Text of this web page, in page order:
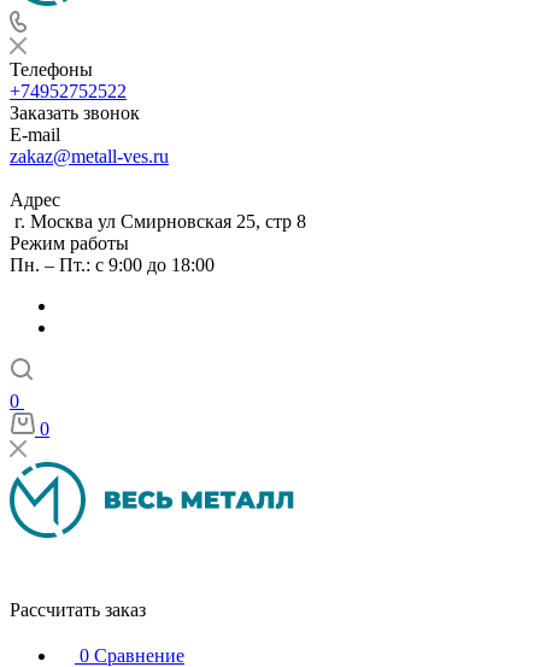
Телефоны
+74952752522
Заказать звонок
E-mail
zakaz@metall-ves.ru
Адрес
г. Москва ул Смирновская 25, стр 8
Режим работы
Пн. – Пт.: с 9:00 до 18:00
0
0
Рассчитать заказ
0 Сравнение